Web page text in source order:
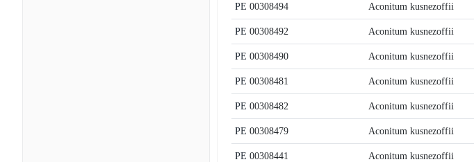
PE 00308494 Aconitum kusnezoffii
PE 00308492 Aconitum kusnezoffii
PE 00308490 Aconitum kusnezoffii
PE 00308481 Aconitum kusnezoffii
PE 00308482 Aconitum kusnezoffii
PE 00308479 Aconitum kusnezoffii
PE 00308441 Aconitum kusnezoffii